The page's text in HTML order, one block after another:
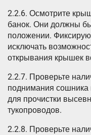
2.2.6. Осмотрите
банок. Они должны
положении.
исключать
открывания крышек
2.2.7. Проверьте
поднимания сошника
для прочистки
тукопроводов.
2.2.8. Проверьте